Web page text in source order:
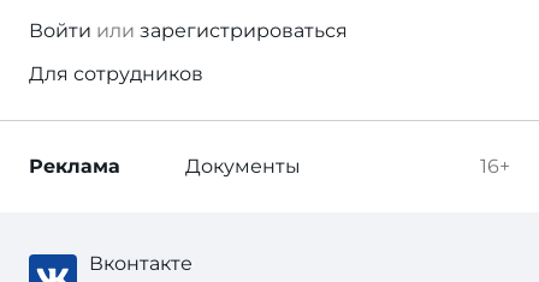
Войти или зарегистрироваться
Для сотрудников
16+
Реклама Документы
Вконтакте